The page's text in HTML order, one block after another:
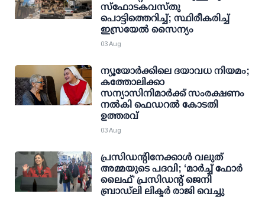
സ്‌ഫോടകവസ്തു
പൊട്ടിത്തെറിച്ച്; സ്ഥിരീകരിച്ച്
ഇസ്രയേൽ സൈന്യം
03 Aug
ന്യൂയോർക്കിലെ ദയാവധ നിയമം;
കത്തോലിക്കാ
സന്യാസിനിമാർക്ക് സംരക്ഷണം
നൽകി ഫെഡറല്‍ കോടതി
ഉത്തരവ്
03 Aug
പ്രസിഡന്റിനേക്കാള്‍ വലുത്
അമ്മയുടെ പദവി; ‘മാര്‍ച്ച് ഫോര്‍
ലൈഫ്’ പ്രസിഡന്റ് ജെനി
ബ്രാഡ്ലി ലിക്ടര്‍ രാജി വെച്ചു